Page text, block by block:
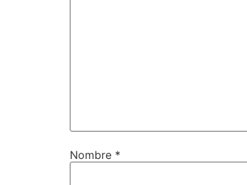
Nombre *